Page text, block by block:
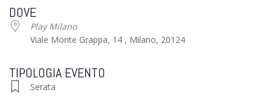
DOVE
Play Milano
Viale Monte Grappa, 14 , Milano, 20124
TIPOLOGIA EVENTO
Serata